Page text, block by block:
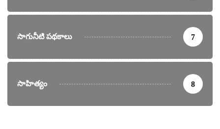
సాగునీటి పథకాలు 7
సాహిత్యం 8